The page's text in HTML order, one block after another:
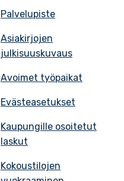
Palvelupiste
Asiakirjojen
julkisuuskuvaus
Avoimet työpaikat
Evästeasetukset
Kaupungille osoitetut
laskut
Kokoustilojen